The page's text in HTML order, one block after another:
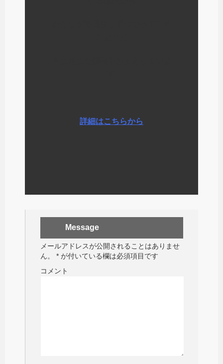
詳細はこちらから
Message
メールアドレスが公開されることはありませ
ん。
* が付いている欄は必須項目です
コメント